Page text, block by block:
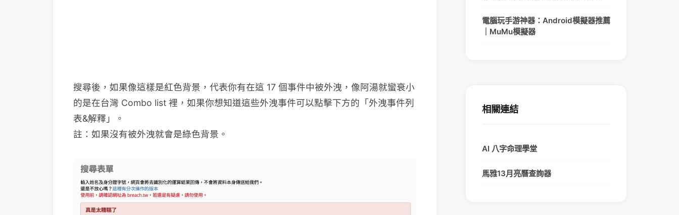
搜尋後，如果像這樣是紅色背景，代表你有在這 17 個事件中被外洩，像阿湯就蠻衰小
的是在台灣 Combo list 裡，如果你想知道這些外洩事件可以點擊下方的「外洩事件列
表&解釋」。
註：如果沒有被外洩就會是綠色背景。
電腦玩手游神器：Android模擬器推薦
｜MuMu模擬器
相關連結
AI 八字命理學堂
馬雅13月亮曆查詢器